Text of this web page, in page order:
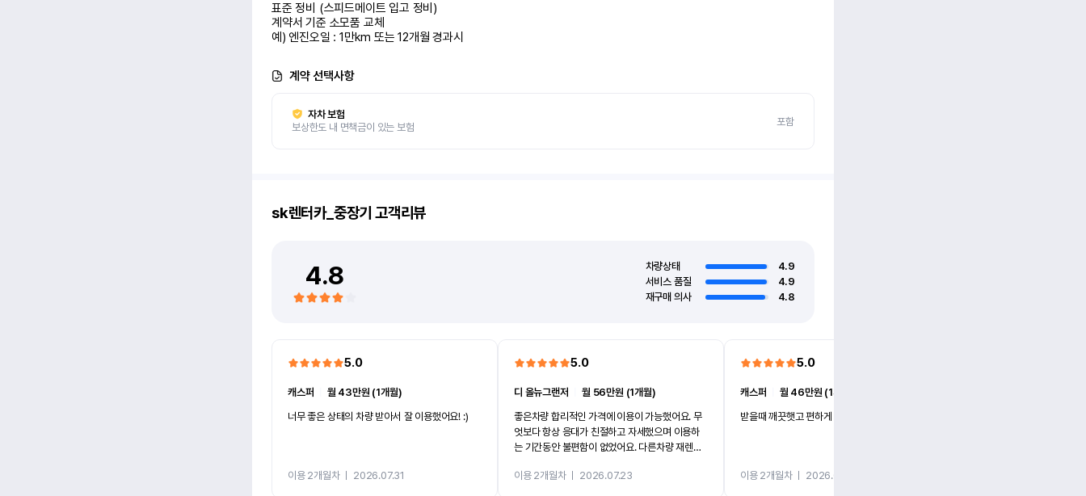
표준 정비 (스피드메이트 입고 정비)
계약서 기준 소모품 교체
예) 엔진오일 : 1만km 또는 12개월 경과시
계약 선택사항
자차 보험
보상한도 내 면책금이 있는 보험
포함
sk렌터카_중장기 고객리뷰
4.8 차량상태
4.9
서비스 품질
4.9
재구매 의사
4.8
5.0
캐스퍼
월 43만원 (1개월)
너무 좋은 상태의 차량 받아서 잘 이용했어요! :)
이용 2개월차ㅣ 2026.07.31
5.0
디 올뉴그랜저 ㅣ월 56만원 (1개월)
좋은차량 합리적인 가격에 이용이 가능했어요. 무
엇보다 항상 응대가 친절하고 자세했으며 이용하
는 기간동안 불편함이 없었어요. 다른차량 재렌트
카 렌트 고민없이 강추합니다!!
이용 2개월차ㅣ 2026.07.23
5.0
캐스퍼
월 46만원 (1개월)
받을때 깨끗햇고 편하게 잘이용했습니다!
이용 2개월차ㅣ 2026.07.08